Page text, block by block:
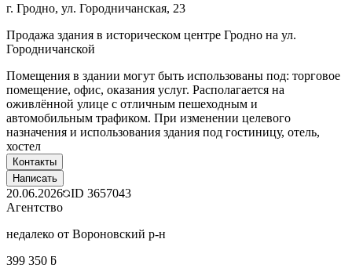
г. Гродно, ул. Городничанская, 23
Продажа здания в историческом центре Гродно на ул.
Городничанской
Помещения в здании могут быть использованы под: торговое
помещение, офис, оказания услуг. Располагается на
оживлённой улице с отличным пешеходным и
автомобильным трафиком. При изменении целевого
назначения и использования здания под гостиницу, отель,
хостел
Контакты
Написать
20.06.2026 ID 3657043
Агентство
недалеко от Вороновский р-н
399 350 ƃ